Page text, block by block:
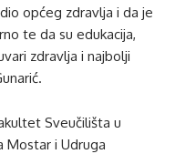
općeg zdravlja i da je
te da su edukacija,
zdravlja i najbolji
Sveučilišta u
Mostar i Udruga